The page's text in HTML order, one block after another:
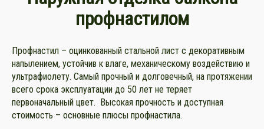
профнастилом
Профнастил – оцинкованный стальной лист с декоративным
напылением, устойчив к влаге, механическому воздействию и
ультрафиолету. Самый прочный и долговечный, на протяжении
всего срока эксплуатации до 50 лет не теряет
первоначальный цвет. Высокая прочность и доступная
стоимость – основные плюсы профнастила.